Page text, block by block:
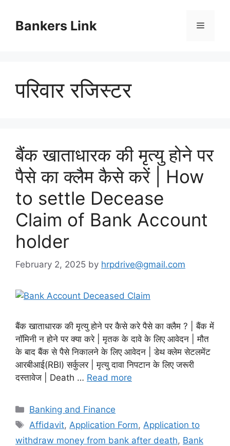
contentBankers Link Menu
परिवार रजिस्टर
बैंक खाताधारक की मृत्यु होने पर
पैसे का क्लैम कैसे करें | How
to settle Decease
Claim of Bank Account
holder
February 2, 2025 by hrpdrive@gmail.com
बैंक खाताधारक की मृत्यु होने पर कैसे करे पैसे का क्लैम ? | बैंक में
नॉमिनी न होने पर क्या करे | मृतक के दावे के लिए आवेदन | मौत
के बाद बैंक से पैसे निकालने के लिए आवेदन | डेथ क्लेम सेटलमेंट
आरबीआई(RBI) सर्कुलर | मृत्यु दावा निपटान के लिए जरूरी
दस्तावेज | Death … Read more
Categories
Banking and Finance
Tags
Affidavit, Application Form, Application to
withdraw money from bank after death, Bank